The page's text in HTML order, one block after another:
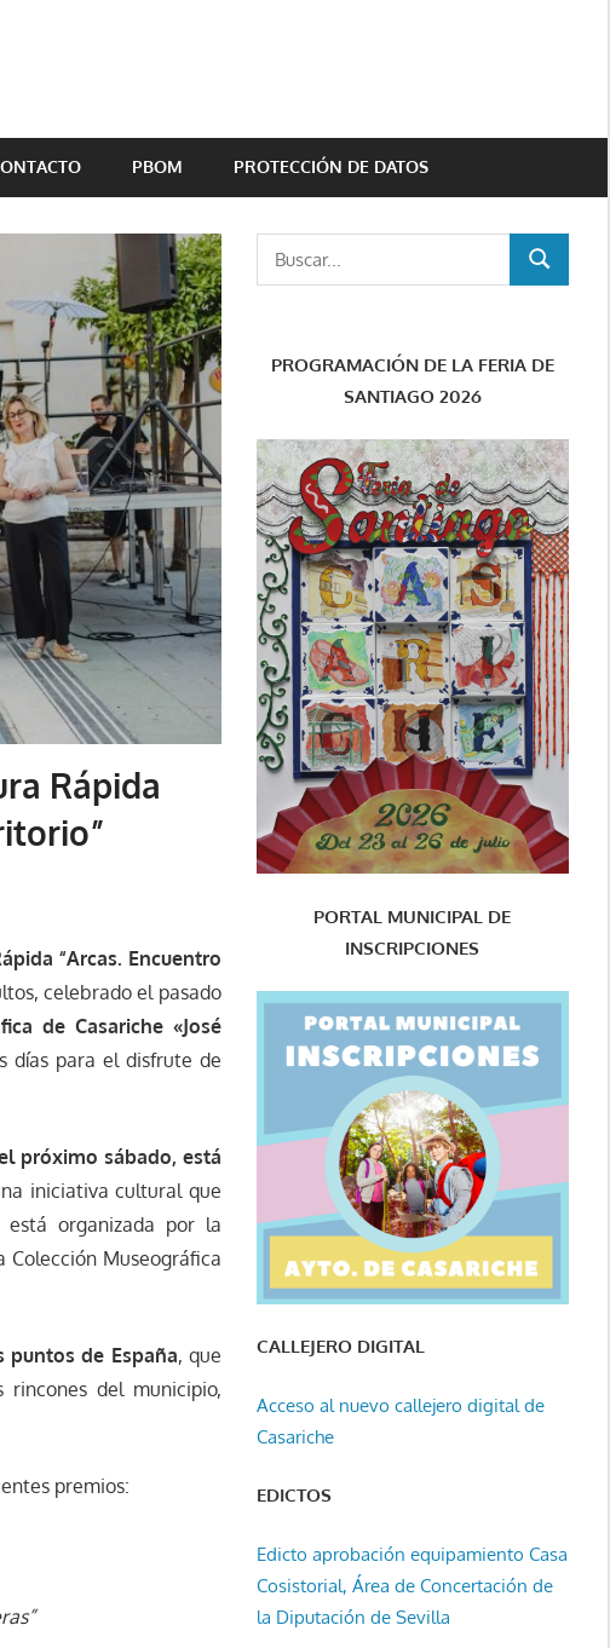
PBOM PROTECCIÓN DE DATOS
Rápida
“Arcas. Encuentro
celebrado el pasado
de Casariche «José
días para el disfrute de
próximo sábado, está
iniciativa cultural que
organizada por la
Museográfica
puntos de España, que
del municipio,
premios:
BUSCAR
PROGRAMACIÓN DE LA FERIA DE
SANTIAGO 2026
PORTAL MUNICIPAL DE
INSCRIPCIONES
CALLEJERO DIGITAL
Acceso al nuevo callejero digital de
Casariche
EDICTOS
Edicto aprobación equipamiento Casa
Cosistorial, Área de Concertación de
la Diputación de Sevilla